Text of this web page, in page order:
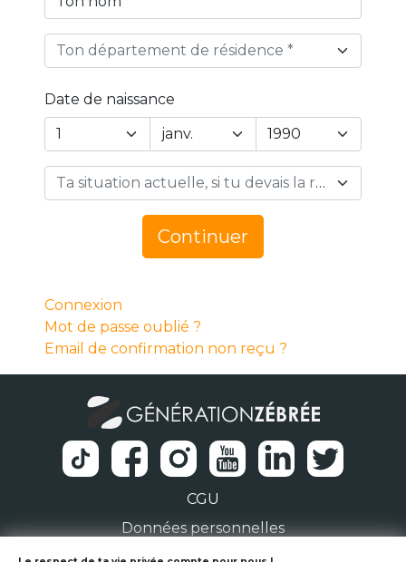
Ton département de résidence *
Date de naissance
Year
Day
Ta situation actuelle, si tu devais la résumer en 1 mot… *
Continuer
Connexion
Mot de passe oublié ?
Email de confirmation non reçu ?
CGU
Données personnelles